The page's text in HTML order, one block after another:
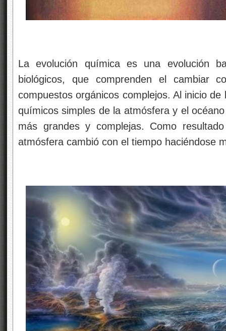
La evolución química es una evolución
biológicos, que comprenden el cambiar
compuestos orgánicos complejos. Al inicio
químicos simples de la atmósfera y el
más grandes y complejas. Como
atmósfera cambió con el tiempo haciéndose